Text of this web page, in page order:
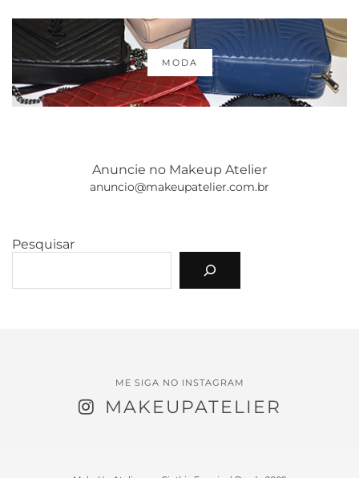
MODA
Anuncie no Makeup Atelier
anuncio@makeupatelier.com.br
Pesquisar
ME SIGA NO INSTAGRAM
MAKEUPATELIER